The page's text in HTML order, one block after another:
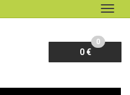
0 €
0